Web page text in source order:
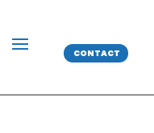
CONTACT